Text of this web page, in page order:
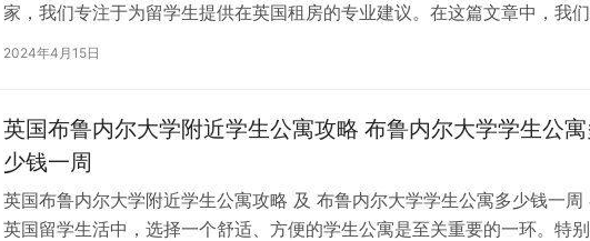
家，我们专注于为留学生提供在英国租房的专业建议。在这篇文章中，我们
深入探讨英国考文垂大学住宿的注意事项，以…
2024年4月15日
英国布鲁内尔大学附近学生公寓攻略 布鲁内尔大学学生公寓
少钱一周
英国布鲁内尔大学附近学生公寓攻略 及 布鲁内尔大学学生公寓多少钱一周
英国留学生活中，选择一个舒适、方便的学生公寓是至关重要的一环。特别